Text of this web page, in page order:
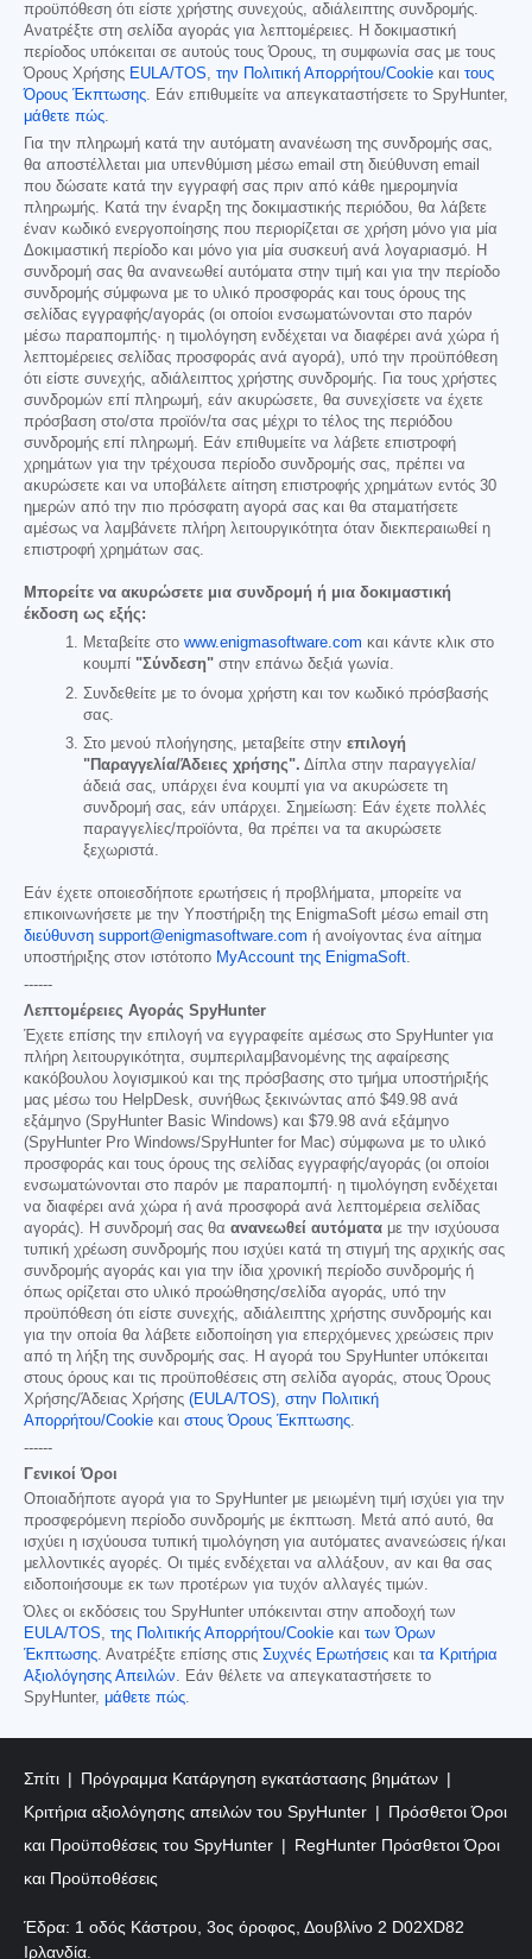
προϋπόθεση ότι είστε χρήστης συνεχούς, αδιάλειπτης συνδρομής.
Ανατρέξτε στη σελίδα αγοράς για λεπτομέρειες. Η δοκιμαστική
περίοδος υπόκειται σε αυτούς τους Όρους, τη συμφωνία σας με τους
Όρους Χρήσης EULA/TOS, την Πολιτική Απορρήτου/Cookie και τους
Όρους Έκπτωσης. Εάν επιθυμείτε να απεγκαταστήσετε το SpyHunter,
μάθετε πώς.
Για την πληρωμή κατά την αυτόματη ανανέωση της συνδρομής σας,
θα αποστέλλεται μια υπενθύμιση μέσω email στη διεύθυνση email
που δώσατε κατά την εγγραφή σας πριν από κάθε ημερομηνία
πληρωμής. Κατά την έναρξη της δοκιμαστικής περιόδου, θα λάβετε
έναν κωδικό ενεργοποίησης που περιορίζεται σε χρήση μόνο για μία
Δοκιμαστική περίοδο και μόνο για μία συσκευή ανά λογαριασμό. Η
συνδρομή σας θα ανανεωθεί αυτόματα στην τιμή και για την περίοδο
συνδρομής σύμφωνα με το υλικό προσφοράς και τους όρους της
σελίδας εγγραφής/αγοράς (οι οποίοι ενσωματώνονται στο παρόν
μέσω παραπομπής· η τιμολόγηση ενδέχεται να διαφέρει ανά χώρα ή
λεπτομέρειες σελίδας προσφοράς ανά αγορά), υπό την προϋπόθεση
ότι είστε συνεχής, αδιάλειπτος χρήστης συνδρομής. Για τους χρήστες
συνδρομών επί πληρωμή, εάν ακυρώσετε, θα συνεχίσετε να έχετε
πρόσβαση στο/στα προϊόν/τα σας μέχρι το τέλος της περιόδου
συνδρομής επί πληρωμή. Εάν επιθυμείτε να λάβετε επιστροφή
χρημάτων για την τρέχουσα περίοδο συνδρομής σας, πρέπει να
ακυρώσετε και να υποβάλετε αίτηση επιστροφής χρημάτων εντός 30
ημερών από την πιο πρόσφατη αγορά σας και θα σταματήσετε
αμέσως να λαμβάνετε πλήρη λειτουργικότητα όταν διεκπεραιωθεί η
επιστροφή χρημάτων σας.
Μπορείτε να ακυρώσετε μια συνδρομή ή μια δοκιμαστική
έκδοση ως εξής:
Μεταβείτε στο www.enigmasoftware.com και κάντε κλικ στο
κουμπί "Σύνδεση" στην επάνω δεξιά γωνία.
Συνδεθείτε με το όνομα χρήστη και τον κωδικό πρόσβασής
σας.
Στο μενού πλοήγησης, μεταβείτε στην επιλογή
"Παραγγελία/Άδειες χρήσης". Δίπλα στην παραγγελία/
άδειά σας, υπάρχει ένα κουμπί για να ακυρώσετε τη
συνδρομή σας, εάν υπάρχει. Σημείωση: Εάν έχετε πολλές
παραγγελίες/προϊόντα, θα πρέπει να τα ακυρώσετε
ξεχωριστά.
Εάν έχετε οποιεσδήποτε ερωτήσεις ή προβλήματα, μπορείτε να
επικοινωνήσετε με την Υποστήριξη της EnigmaSoft μέσω email στη
διεύθυνση support@enigmasoftware.com ή ανοίγοντας ένα αίτημα
υποστήριξης στον ιστότοπο MyAccount της EnigmaSoft.
------
Λεπτομέρειες Αγοράς SpyHunter
Έχετε επίσης την επιλογή να εγγραφείτε αμέσως στο SpyHunter για
πλήρη λειτουργικότητα, συμπεριλαμβανομένης της αφαίρεσης
κακόβουλου λογισμικού και της πρόσβασης στο τμήμα υποστήριξής
μας μέσω του HelpDesk, συνήθως ξεκινώντας από $49.98 ανά
εξάμηνο (SpyHunter Basic Windows) και $79.98 ανά εξάμηνο
(SpyHunter Pro Windows/SpyHunter for Mac) σύμφωνα με το υλικό
προσφοράς και τους όρους της σελίδας εγγραφής/αγοράς (οι οποίοι
ενσωματώνονται στο παρόν με παραπομπή· η τιμολόγηση ενδέχεται
να διαφέρει ανά χώρα ή ανά προσφορά ανά λεπτομέρεια σελίδας
αγοράς). Η συνδρομή σας θα ανανεωθεί αυτόματα με την ισχύουσα
τυπική χρέωση συνδρομής που ισχύει κατά τη στιγμή της αρχικής σας
συνδρομής αγοράς και για την ίδια χρονική περίοδο συνδρομής ή
όπως ορίζεται στο υλικό προώθησης/σελίδα αγοράς, υπό την
προϋπόθεση ότι είστε συνεχής, αδιάλειπτης χρήστης συνδρομής και
για την οποία θα λάβετε ειδοποίηση για επερχόμενες χρεώσεις πριν
από τη λήξη της συνδρομής σας. Η αγορά του SpyHunter υπόκειται
στους όρους και τις προϋποθέσεις στη σελίδα αγοράς, στους Όρους
Χρήσης/Άδειας Χρήσης (EULA/TOS), στην Πολιτική
Απορρήτου/Cookie και στους Όρους Έκπτωσης.
------
Γενικοί Όροι
Οποιαδήποτε αγορά για το SpyHunter με μειωμένη τιμή ισχύει για την
προσφερόμενη περίοδο συνδρομής με έκπτωση. Μετά από αυτό, θα
ισχύει η ισχύουσα τυπική τιμολόγηση για αυτόματες ανανεώσεις ή/και
μελλοντικές αγορές. Οι τιμές ενδέχεται να αλλάξουν, αν και θα σας
ειδοποιήσουμε εκ των προτέρων για τυχόν αλλαγές τιμών.
Όλες οι εκδόσεις του SpyHunter υπόκεινται στην αποδοχή των
EULA/TOS, της Πολιτικής Απορρήτου/Cookie και των Όρων
Έκπτωσης. Ανατρέξτε επίσης στις Συχνές Ερωτήσεις και τα Κριτήρια
Αξιολόγησης Απειλών. Εάν θέλετε να απεγκαταστήσετε το
SpyHunter, μάθετε πώς.
Σπίτι
Πρόγραμμα Κατάργηση εγκατάστασης βημάτων
Κριτήρια αξιολόγησης απειλών του SpyHunter
Πρόσθετοι Όροι
και Προϋποθέσεις του SpyHunter
RegHunter Πρόσθετοι Όροι
και Προϋποθέσεις
Έδρα: 1 οδός Κάστρου, 3ος όροφος, Δουβλίνο 2 D02XD82
Ιρλανδία.